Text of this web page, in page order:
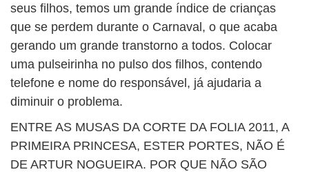
seus filhos, temos um grande índice de crianças
que se perdem durante o Carnaval, o que acaba
gerando um grande transtorno a todos. Colocar
uma pulseirinha no pulso dos filhos, contendo
telefone e nome do responsável, já ajudaria a
diminuir o problema.
ENTRE AS MUSAS DA CORTE DA FOLIA 2011, A
PRIMEIRA PRINCESA, ESTER PORTES, NÃO É
DE ARTUR NOGUEIRA. POR QUE NÃO SÃO